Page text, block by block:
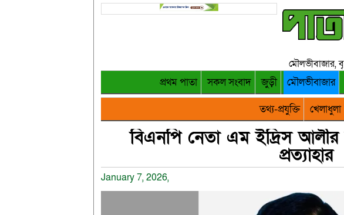
মৌলভীবাজার,
প্রথম পাতা সকল সংবাদ জুড়ী মৌলভীবাজার
তথ্য-প্রযুক্তি
খেলাধুলা
বিএনপি নেতা এম ইদ্রিস আলীর
প্রত্যাহার
January 7, 2026,